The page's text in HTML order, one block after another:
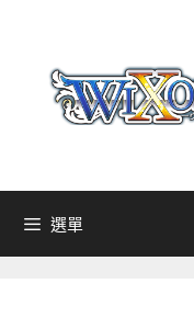
選單